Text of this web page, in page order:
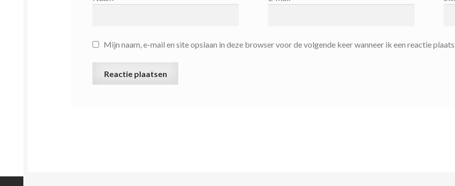
Mijn naam, e-mail en site opslaan in deze browser voor de volgende keer wanneer ik een reactie